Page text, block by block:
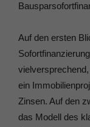
Auf den ersten
ein
Zinsen. Auf den
das Modell des